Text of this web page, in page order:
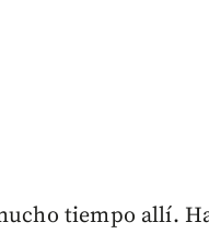
tiempo allí.